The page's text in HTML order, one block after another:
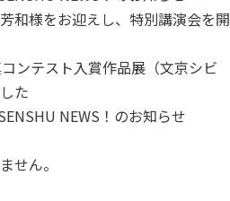
和様をお迎えし、特別講演会を開
ンテスト入賞作品展（文京シビ
た
NEWS！のお知らせ
せん。